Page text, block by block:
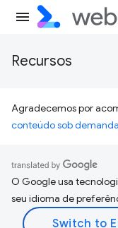
Recursos
Agradecemos por
conteúdo sob demanda
O Google usa
seu idioma de